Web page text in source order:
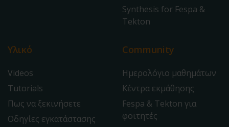
Synthesis for Fespa &
Tekton
Υλικό
Videos
Tutorials
Πως να ξεκινήσετε
Οδηγίες εγκατάστασης
Community
Ημερολόγιο μαθημάτων
Κέντρα εκμάθησης
Fespa & Tekton για
φοιτητές